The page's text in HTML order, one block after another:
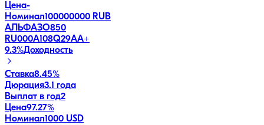
Цена-
Номинал100000000 RUB
АЛЬФАЗО850
RU000A108Q29AA+
9.3%Доходность
Ставка8.45%
Дюрация3.1 года
Выплат в год2
Цена97.27%
Номинал1000 USD